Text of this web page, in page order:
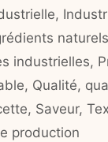
,
industrielles,
, Qualité,
, Saveur,
production